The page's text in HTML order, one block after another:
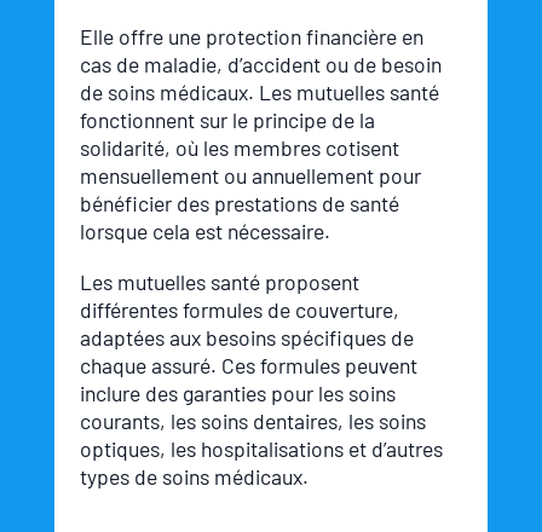
Elle offre une protection financière en
cas de maladie, d’accident ou de besoin
de soins médicaux. Les mutuelles santé
fonctionnent sur le principe de la
solidarité, où les membres cotisent
mensuellement ou annuellement pour
bénéficier des prestations de santé
lorsque cela est nécessaire.
Les mutuelles santé proposent
différentes formules de couverture,
adaptées aux besoins spécifiques de
chaque assuré. Ces formules peuvent
inclure des garanties pour les soins
courants, les soins dentaires, les soins
optiques, les hospitalisations et d’autres
types de soins médicaux.